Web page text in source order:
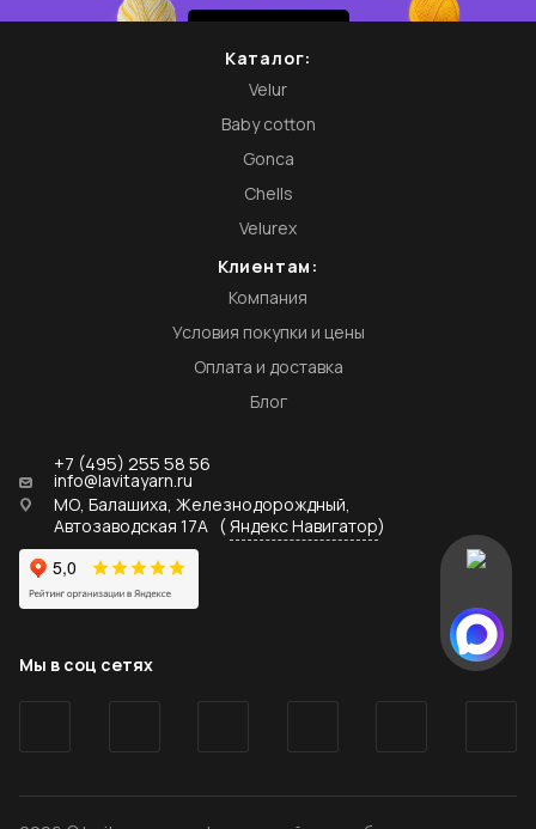
Каталог:
Velur
Baby cotton
Gonca
Chells
Velurex
Клиентам:
Компания
Условия покупки и цены
Оплата и доставка
Блог
+7 (495) 255 58 56
info@lavitayarn.ru
МО, Балашиха, Железнодорождный,
Автозаводская 17А ( Яндекс Навигатор)
Мы в соц сетях